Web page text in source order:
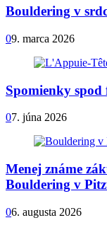
Bouldering v
09. marca 2026
Spomienky spod
07. júna 2026
Menej známe
Bouldering v
06. augusta 2026